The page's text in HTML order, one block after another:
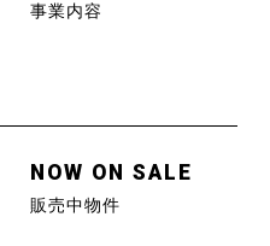
事業内容
NOW ON SALE
販売中物件